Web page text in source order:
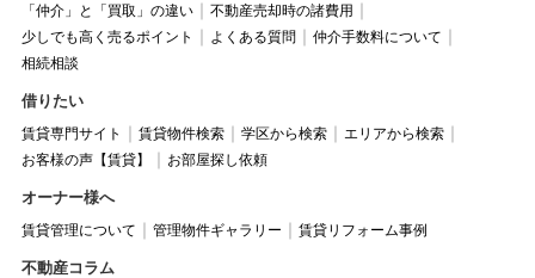
「仲介」と「買取」の違い
不動産売却時の諸費用
少しでも高く売るポイント
よくある質問
仲介手数料について
相続相談
借りたい
賃貸専門サイト 賃貸物件検索 学区から検索
エリアから検索
お客様の声【賃貸】
お部屋探し依頼
オーナー様へ
賃貸管理について 管理物件ギャラリー 賃貸リフォーム事例
不動産コラム